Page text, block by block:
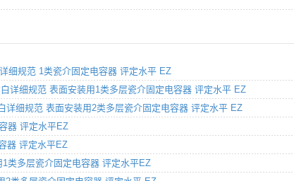
细规范 1类瓷介固定电容器 评定水平 EZ
详细规范 表面安装用1类多层瓷介固定电容器 评定水平 EZ
细规范 表面安装用2类多层瓷介固定电容器 评定水平 EZ
器 评定水平EZ
器 评定水平EZ
类多层瓷介固定电容器 评定水平EZ